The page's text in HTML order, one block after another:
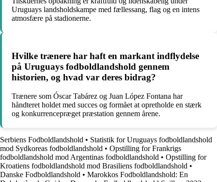
Uruguays landsholdskampe med fællessang, flag og en intens
atmosfære på stadionerne.
Hvilke trænere har haft en markant indflydelse
på Uruguays fodboldlandshold gennem
historien, og hvad var deres bidrag?
Trænere som Óscar Tabárez og Juan López Fontana har
håndteret holdet med succes og formået at opretholde en stærk
og konkurrencepræget præstation gennem årene.
Serbiens Fodboldlandshold • Statistik for Uruguays fodboldlandshold
mod Sydkoreas fodboldlandshold • Opstilling for Frankrigs
fodboldlandshold mod Argentinas fodboldlandshold • Opstilling for
Kroatiens fodboldlandshold mod Brasiliens fodboldlandshold •
Danske Fodboldlandshold • Marokkos Fodboldlandshold: En